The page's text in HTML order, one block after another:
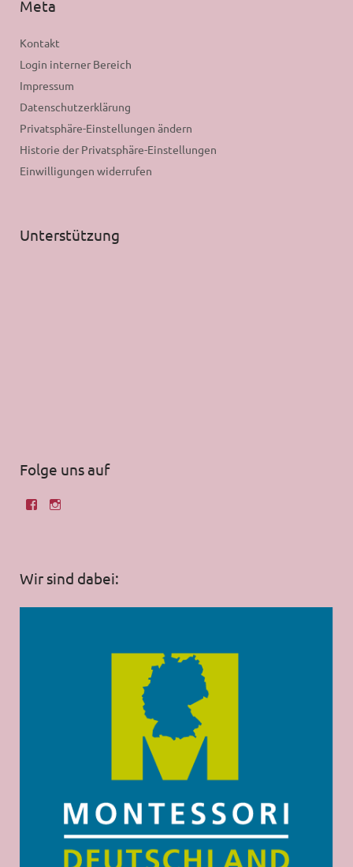
Meta
Kontakt
Login interner Bereich
Impressum
Datenschutzerklärung
Privatsphäre-Einstellungen ändern
Historie der Privatsphäre-Einstellungen
Einwilligungen widerrufen
Unterstützung
Folge uns auf
Wir sind dabei: